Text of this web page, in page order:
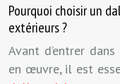
Pourquoi choisir un
extérieurs ?
Avant d’entrer
en œuvre, il est